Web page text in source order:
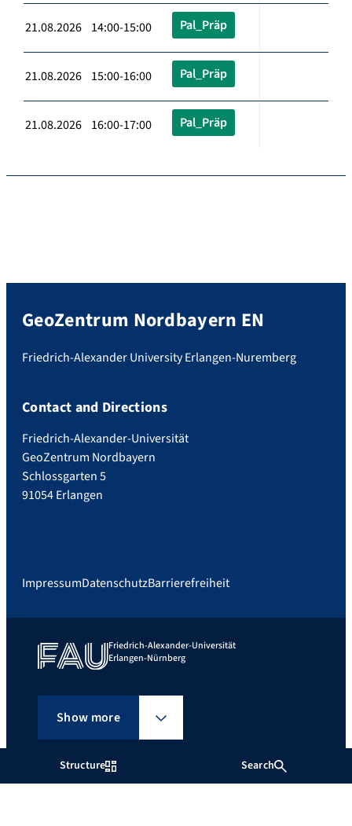
Structure Search
21.08.2026 14:00-15:00 Pal_Präp
21.08.2026 15:00-16:00 Pal_Präp
21.08.2026 16:00-17:00 Pal_Präp
GeoZentrum Nordbayern EN
Friedrich-Alexander University Erlangen-Nuremberg
Contact and Directions
Friedrich-Alexander-Universität
GeoZentrum Nordbayern
Schlossgarten 5
91054 Erlangen
ImpressumDatenschutzBarrierefreiheit
Friedrich-Alexander-Universität
Erlangen-Nürnberg
Show more